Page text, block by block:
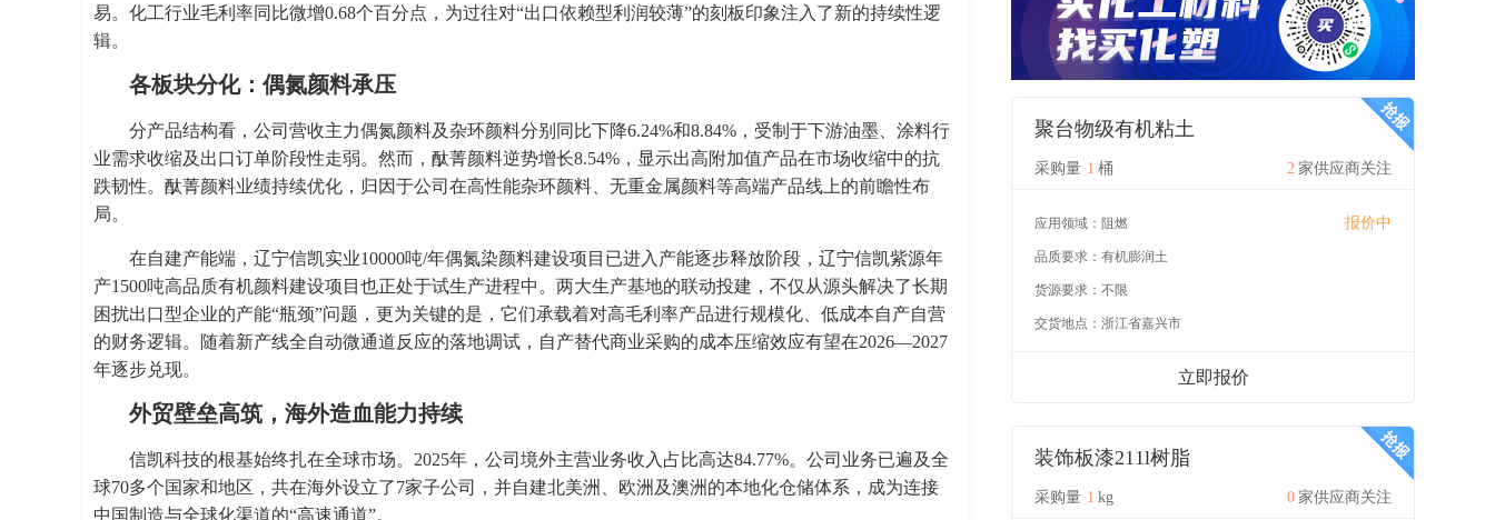
易。化工行业毛利率同比微增0.68个百分点，为过往对“出口依赖型利润较薄”的刻板印象注入了新的持续性逻
辑。
各板块分化：偶氮颜料承压
分产品结构看，公司营收主力偶氮颜料及杂环颜料分别同比下降6.24%和8.84%，受制于下游油墨、涂料行
业需求收缩及出口订单阶段性走弱。然而，酞菁颜料逆势增长8.54%，显示出高附加值产品在市场收缩中的抗
跌韧性。酞菁颜料业绩持续优化，归因于公司在高性能杂环颜料、无重金属颜料等高端产品线上的前瞻性布
局。
在自建产能端，辽宁信凯实业10000吨/年偶氮染颜料建设项目已进入产能逐步释放阶段，辽宁信凯紫源年
产1500吨高品质有机颜料建设项目也正处于试生产进程中。两大生产基地的联动投建，不仅从源头解决了长期
困扰出口型企业的产能“瓶颈”问题，更为关键的是，它们承载着对高毛利率产品进行规模化、低成本自产自营
的财务逻辑。随着新产线全自动微通道反应的落地调试，自产替代商业采购的成本压缩效应有望在2026—2027
年逐步兑现。
外贸壁垒高筑，海外造血能力持续
信凯科技的根基始终扎在全球市场。2025年，公司境外主营业务收入占比高达84.77%。公司业务已遍及全
球70多个国家和地区，共在海外设立了7家子公司，并自建北美洲、欧洲及澳洲的本地化仓储体系，成为连接
中国制造与全球化渠道的“高速通道”。
聚台物级有机粘土
采购量 1 桶 2 家供应商关注
应用领域： 阻燃 报价中
品质要求： 有机膨润土
货源要求： 不限
交货地点： 浙江省嘉兴市
立即报价
装饰板漆211l树脂
采购量 1 kg 0 家供应商关注